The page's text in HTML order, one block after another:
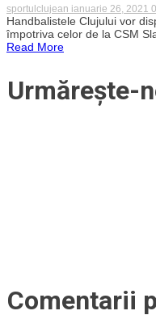
sportulclujean ianuarie 26, 2021
Handbalistele Clujului vor
împotriva celor de la CSM
Read More
Urmărește-
Comentarii